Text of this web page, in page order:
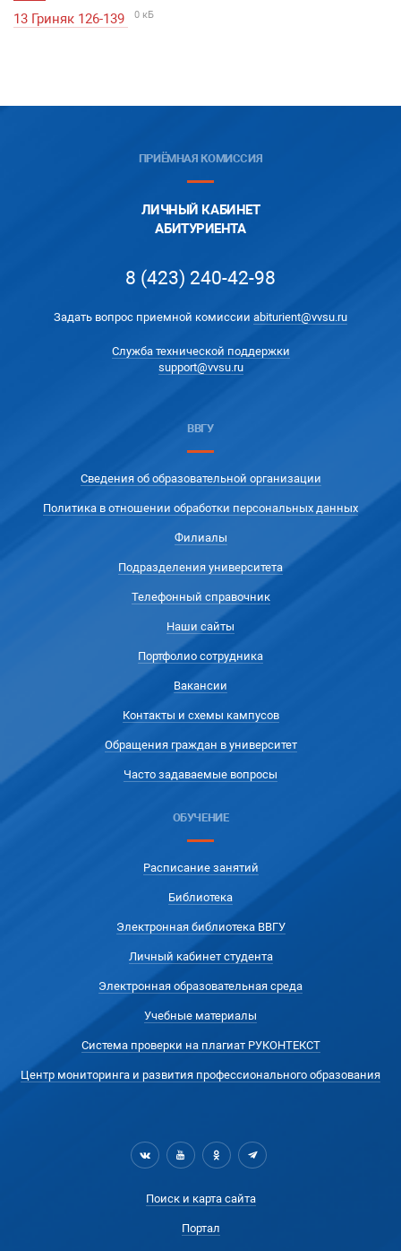
13 Гриняк 126-139 0 кБ
ПРИЁМНАЯ КОМИССИЯ
ЛИЧНЫЙ КАБИНЕТ
АБИТУРИЕНТА
8 (423) 240-42-98
Задать вопрос приемной комиссии abiturient@vvsu.ru
Служба технической поддержки
support@vvsu.ru
ВВГУ
Сведения об образовательной организации
Политика в отношении обработки персональных данных
Филиалы
Подразделения университета
Телефонный справочник
Наши сайты
Портфолио сотрудника
Вакансии
Контакты и схемы кампусов
Обращения граждан в университет
Часто задаваемые вопросы
ОБУЧЕНИЕ
Расписание занятий
Библиотека
Электронная библиотека ВВГУ
Личный кабинет студента
Электронная образовательная среда
Учебные материалы
Система проверки на плагиат РУКОНТЕКСТ
Центр мониторинга и развития профессионального образования
Поиск и карта сайта
Портал